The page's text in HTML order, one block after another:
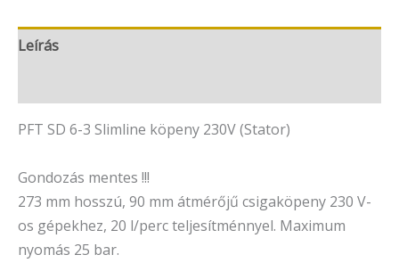
Leírás
PFT SD 6-3 Slimline köpeny 230V (Stator)
Gondozás mentes !!!
273 mm hosszú, 90 mm átmérőjű csigaköpeny 230 V-
os gépekhez, 20 l/perc teljesítménnyel. Maximum
nyomás 25 bar.